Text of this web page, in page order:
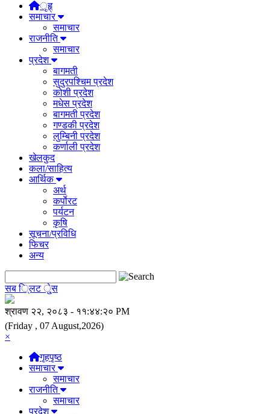
ृहृ्
समाचार
समाचार
राजनीति
समाचार
प्रदेश
बागमती
सुदुरपश्चिम प्रदेश
कोशी प्रदेश
मधेस प्रदेश
बागमती प्रदेश
गण्डकी प्रदेश
लुम्बिनी प्रदेश
कर्णाली प्रदेश
खेलकुद
कला/साहित्य
आर्थिक
अर्थ
कर्पाेरट
पर्यटन
कृषि
सूचना/प्रविधि
फिचर
अन्य
सब ि्लट े्ुस
(Friday , 07 August,2026)
×
गृहपृष्ठ
समाचार
समाचार
राजनीति
समाचार
प्रदेश